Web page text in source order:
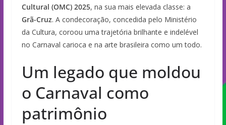
Cultural (OMC) 2025, na sua mais elevada classe: a
Grã-Cruz. A condecoração, concedida pelo Ministério
da Cultura, coroou uma trajetória brilhante e indelével
no Carnaval carioca e na arte brasileira como um todo.
Um legado que moldou
o Carnaval como
patrimônio